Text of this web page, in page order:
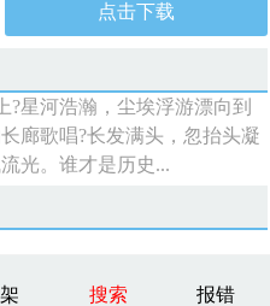
点击下载
?星河浩瀚，尘埃浮游漂向到
廊歌唱?长发满头，忽抬头凝
光。谁才是历史...
搜索 报错